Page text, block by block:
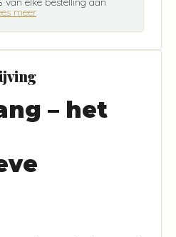
meer
– het